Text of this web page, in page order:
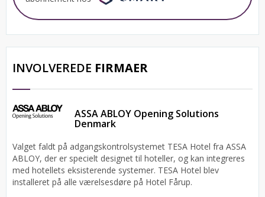
INVOLVEREDE FIRMAER
ASSA ABLOY Opening Solutions
Denmark
Valget faldt på adgangskontrolsystemet TESA Hotel fra ASSA
ABLOY, der er specielt designet til hoteller, og kan integreres
med hotellets eksisterende systemer. TESA Hotel blev
installeret på alle værelsesdøre på Hotel Fårup.